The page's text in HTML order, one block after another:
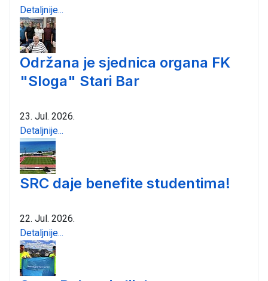
Detaljnije...
Održana je sjednica organa FK
"Sloga" Stari Bar
23. Jul. 2026.
Detaljnije...
SRC daje benefite studentima!
22. Jul. 2026.
Detaljnije...